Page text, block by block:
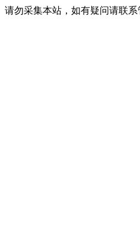
请勿采集本站，如有疑问请联系